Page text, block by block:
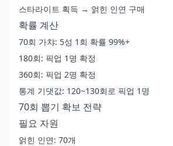
스타라이트 획득 → 얽힌 인연 구매
확률 계산
70회 가챠: 5성 1회 확률 99%+
180회: 픽업 1명 확정
360회: 픽업 2명 확정
통계 기댓값: 120~130회로 픽업 1명
70회 뽑기 확보 전략
필요 자원
얽힌 인연: 70개